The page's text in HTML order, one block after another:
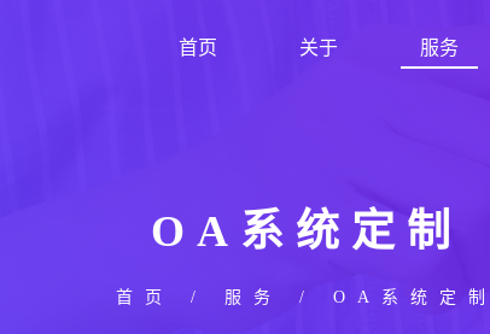
首页 关于 服务
OA系统定制
首页 / 服务 / OA系统定制